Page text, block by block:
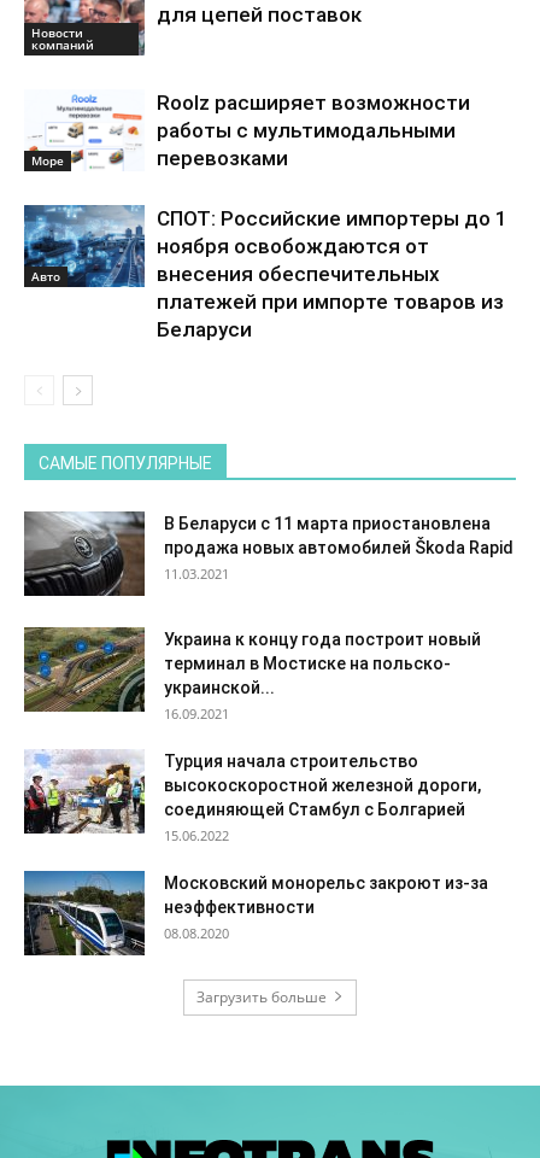
Новости
компаний
для цепей поставок
Море
Roolz расширяет возможности
работы с мультимодальными
перевозками
Авто
СПОТ: Российские импортеры до 1
ноября освобождаются от
внесения обеспечительных
платежей при импорте товаров из
Беларуси
САМЫЕ ПОПУЛЯРНЫЕ
В Беларуси с 11 марта приостановлена
продажа новых автомобилей Škoda Rapid
11.03.2021
Украина к концу года построит новый
терминал в Мостиске на польско-
украинской...
16.09.2021
Турция начала строительство
высокоскоростной железной дороги,
соединяющей Стамбул с Болгарией
15.06.2022
Московский монорельс закроют из-за
неэффективности
08.08.2020
Загрузить больше